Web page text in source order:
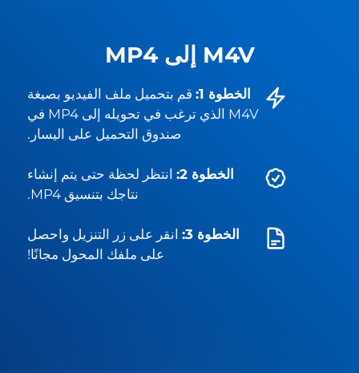
M4V إلى MP4
الخطوة 1:
قم بتحميل ملف الفيديو بصيغة
M4V الذي ترغب في تحويله إلى MP4 في
صندوق التحميل على اليسار.
الخطوة 2:
انتظر لحظة حتى يتم إنشاء
نتاجك بتنسيق MP4.
الخطوة 3:
انقر على زر التنزيل واحصل
على ملفك المحول مجانًا!